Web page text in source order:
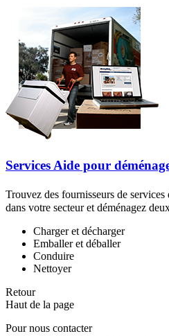
Services Aide pour
Trouvez des fournisseurs de
dans votre secteur et déménagez
Charger et décharger
Emballer et déballer
Conduire
Nettoyer
Retour
Haut de la page
Pour nous contacter